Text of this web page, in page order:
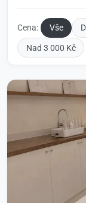
Cena: Vše
Nad 3 000 Kč